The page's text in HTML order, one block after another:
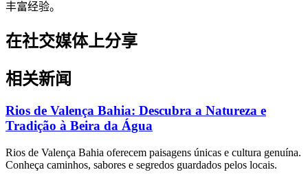
丰富经验。
在社交媒体上分享
相关新闻
Rios de Valença Bahia: Descubra a Natureza e
Tradição à Beira da Água
Rios de Valença Bahia oferecem paisagens únicas e cultura genuína.
Conheça caminhos, sabores e segredos guardados pelos locais.